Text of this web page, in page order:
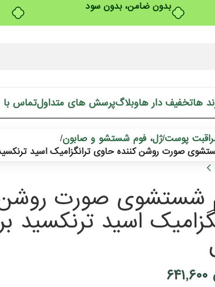
بدون ضامن، بدون سود
هاتخفیف دار هاوبلاگپرسش های متداولتماس با
پوست/ژل، فوم شستشو و صابون/
صورت روشن کننده حاوی ترانگزامیک اسید ترنکسید
شستشوی صورت روشن
۶۴۱,۶۰۰